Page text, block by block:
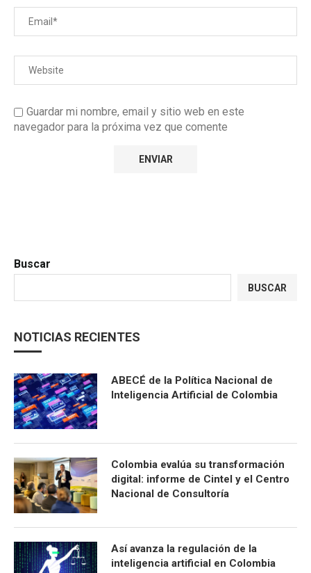
Guardar mi nombre, email y sitio web en este
navegador para la próxima vez que comente
Buscar
BUSCAR
NOTICIAS RECIENTES
ABECÉ de la Política Nacional de
Inteligencia Artificial de Colombia
Colombia evalúa su transformación
digital: informe de Cintel y el Centro
Nacional de Consultoría
Así avanza la regulación de la
inteligencia artificial en Colombia